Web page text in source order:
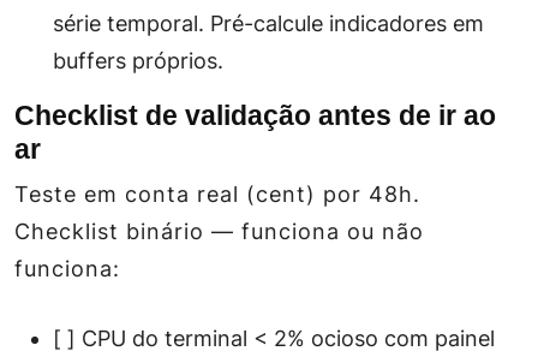
série temporal. Pré-calcule indicadores em
buffers próprios.
Checklist de validação antes de ir ao
ar
Teste em conta real (cent) por 48h.
Checklist binário — funciona ou não
funciona:
[ ] CPU do terminal < 2% ocioso com painel